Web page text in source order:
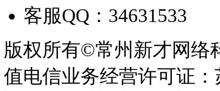
客服QQ：34631533
版权所有©常州新才网络
值电信业务经营许可证